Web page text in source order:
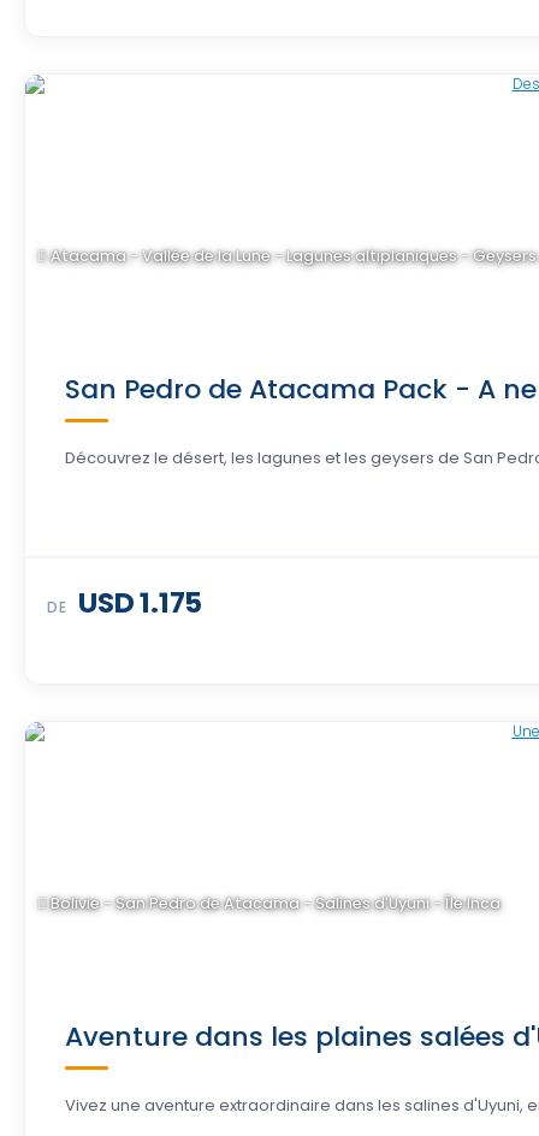
Atacama - Vallée de la Lune - Lagunes altiplaniques -
San Pedro de Atacama Pack - A
Découvrez le désert, les lagunes et les geysers de San
DE USD 1.175
Bolivie - San Pedro de Atacama - Salines d'Uyuni - Île Inca
Aventure dans les plaines salées
Vivez une aventure extraordinaire dans les salines